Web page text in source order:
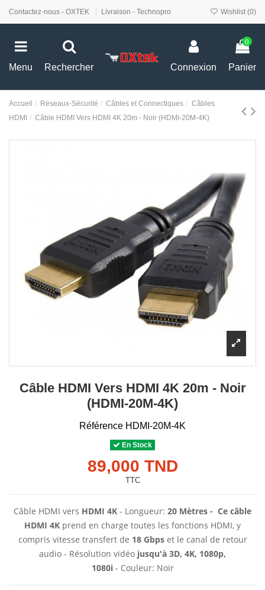
Contactez-nous - OXTEK Livraison - Technopro Wishlist (0)
Menu Rechercher Connexion
0
Panier
Accueil Réseaux-Sécurité Câbles et Connectiques
Câbles
HDMI
Câble HDMI Vers HDMI 4K 20m - Noir (HDMI-20M-4K)
Câble HDMI Vers HDMI 4K 20m - Noir
(HDMI-20M-4K)
Référence HDMI-20M-4K
En Stock
89,000 TND
TTC
Câble HDMI vers HDMI 4K - Longueur: 20 Mètres - Ce câble
HDMI 4K prend en charge toutes les fonctions HDMI, y
compris vitesse transfert de 18 Gbps et le canal de retour
audio - Résolution vidéo jusqu'à 3D, 4K, 1080p,
1080i - Couleur: Noir